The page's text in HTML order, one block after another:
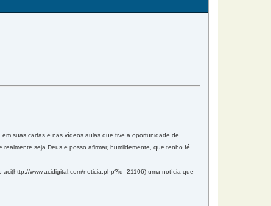
suas cartas e nas vídeos aulas que tive a oportunidade de
seja Deus e posso afirmar, humildemente, que tenho fé.
www.acidigital.com/noticia.php?id=21106) uma notícia que